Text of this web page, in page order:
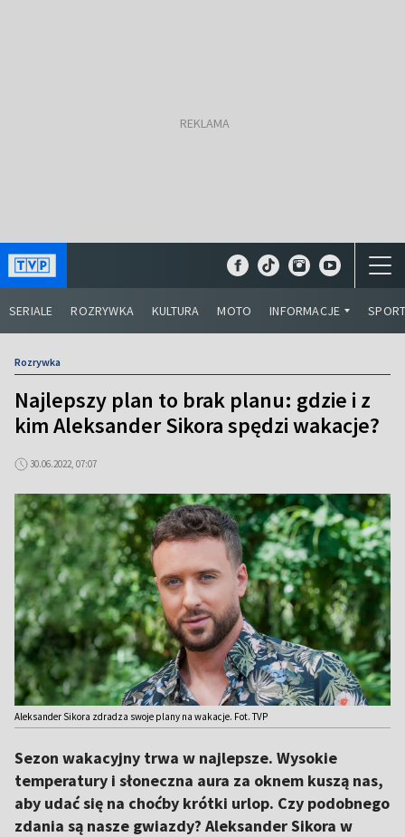
SERIALE ROZRYWKA KULTURA MOTO INFORMACJE
Rozrywka
Najlepszy plan to brak planu: gdzie i z
kim Aleksander Sikora spędzi wakacje?
30.06.2022, 07:07
Aleksander Sikora zdradza swoje plany na wakacje. Fot. TVP
Sezon wakacyjny trwa w najlepsze. Wysokie
temperatury i słoneczna aura za oknem kuszą nas,
aby udać się na choćby krótki urlop. Czy podobnego
zdania są nasze gwiazdy? Aleksander Sikora w